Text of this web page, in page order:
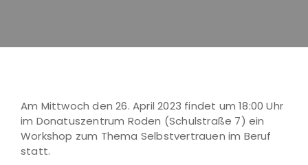
Am Mittwoch den 26. April 2023 findet um 18:00 Uhr
im Donatuszentrum Roden (Schulstraße 7) ein
Workshop zum Thema Selbstvertrauen im Beruf
statt.